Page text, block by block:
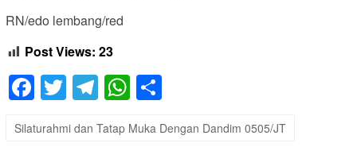
RN/edo lembang/red
Post Views: 23
Facebook
TwitterTelegram
WhatsApp
Silaturahmi dan Tatap Muka Dengan Dandim 0505/JT